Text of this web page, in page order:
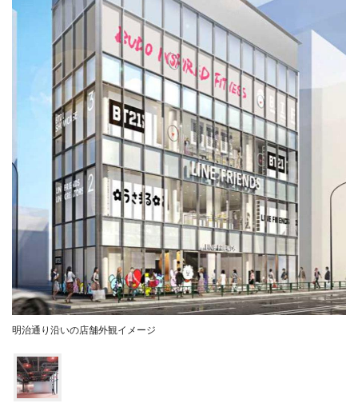
明治通り沿いの店舗外観イメージ